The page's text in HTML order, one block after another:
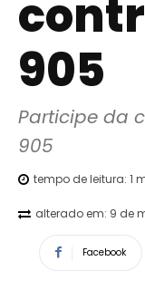
905
Participe da
905
tempo de leitura: 1
alterado em: 9 de
Facebook